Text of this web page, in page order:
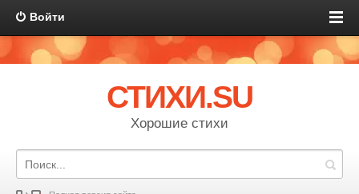
Войти
СТИХИ.SU
Хорошие стихи